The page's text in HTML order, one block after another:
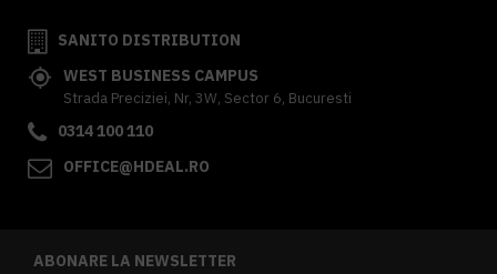
SANITO DISTRIBUTION
WEST BUSINESS CAMPUS
Strada Preciziei, Nr, 3W, Sector 6, Bucuresti
0314 100 110
OFFICE@HDEAL.RO
ABONARE LA NEWSLETTER